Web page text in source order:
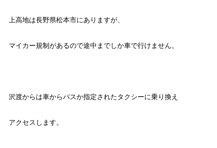
上高地は長野県松本市にありますが、
マイカー規制があるので途中までしか車で行けません。
沢渡からは車からバスか指定されたタクシーに乗り換え
アクセスします。